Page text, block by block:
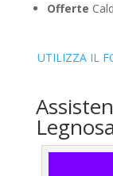
Offerte
UTILIZZA IL